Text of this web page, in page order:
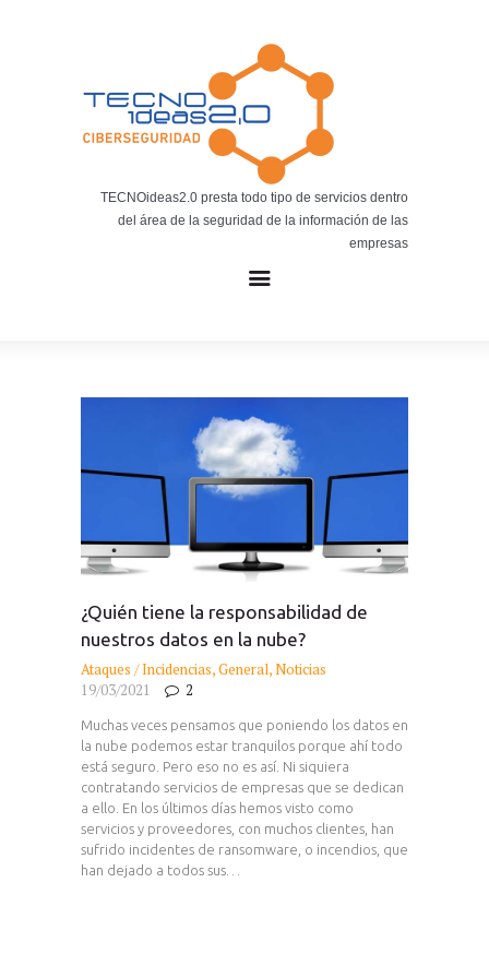
TECNOideas2.0 presta todo tipo de servicios dentro
del área de la seguridad de la información de las
empresas
BLOG TECNOIDEAS
Noticias tecnológicas.
¿Quién tiene la responsabilidad de
nuestros datos en la nube?
Ataques / Incidencias,General,Noticias
19/03/2021
2
Muchas veces pensamos que poniendo los datos en
la nube podemos estar tranquilos porque ahí todo
está seguro. Pero eso no es así. Ni siquiera
contratando servicios de empresas que se dedican
a ello. En los últimos días hemos visto como
servicios y proveedores, con muchos clientes, han
sufrido incidentes de ransomware, o incendios, que
han dejado a todos sus…